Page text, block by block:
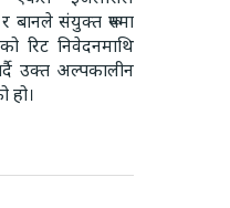
बानले संयुक्त रूपमा
रिट निवेदनमाथि
उक्त अल्पकालीन
हो।